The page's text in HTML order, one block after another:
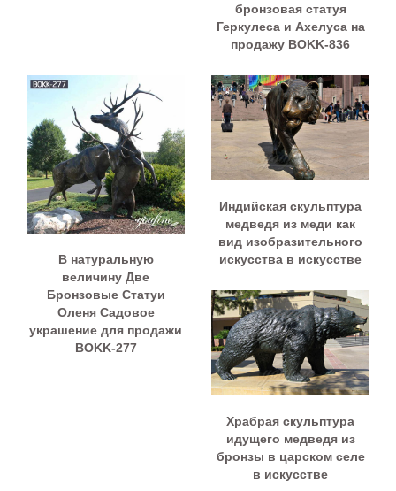
бронзовая статуя
Геркулеса и Ахелуса на
продажу BOKK-836
В натуральную
величину Две
Бронзовые Статуи
Оленя Садовое
украшение для продажи
BOKK-277
Индийская скульптура
медведя из меди как
вид изобразительного
искусства в искусстве
Храбрая скульптура
идущего медведя из
бронзы в царском селе
в искусстве